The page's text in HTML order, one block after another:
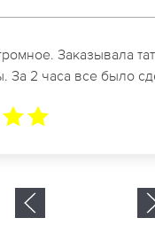
специалисты
бровей в Корнешты.